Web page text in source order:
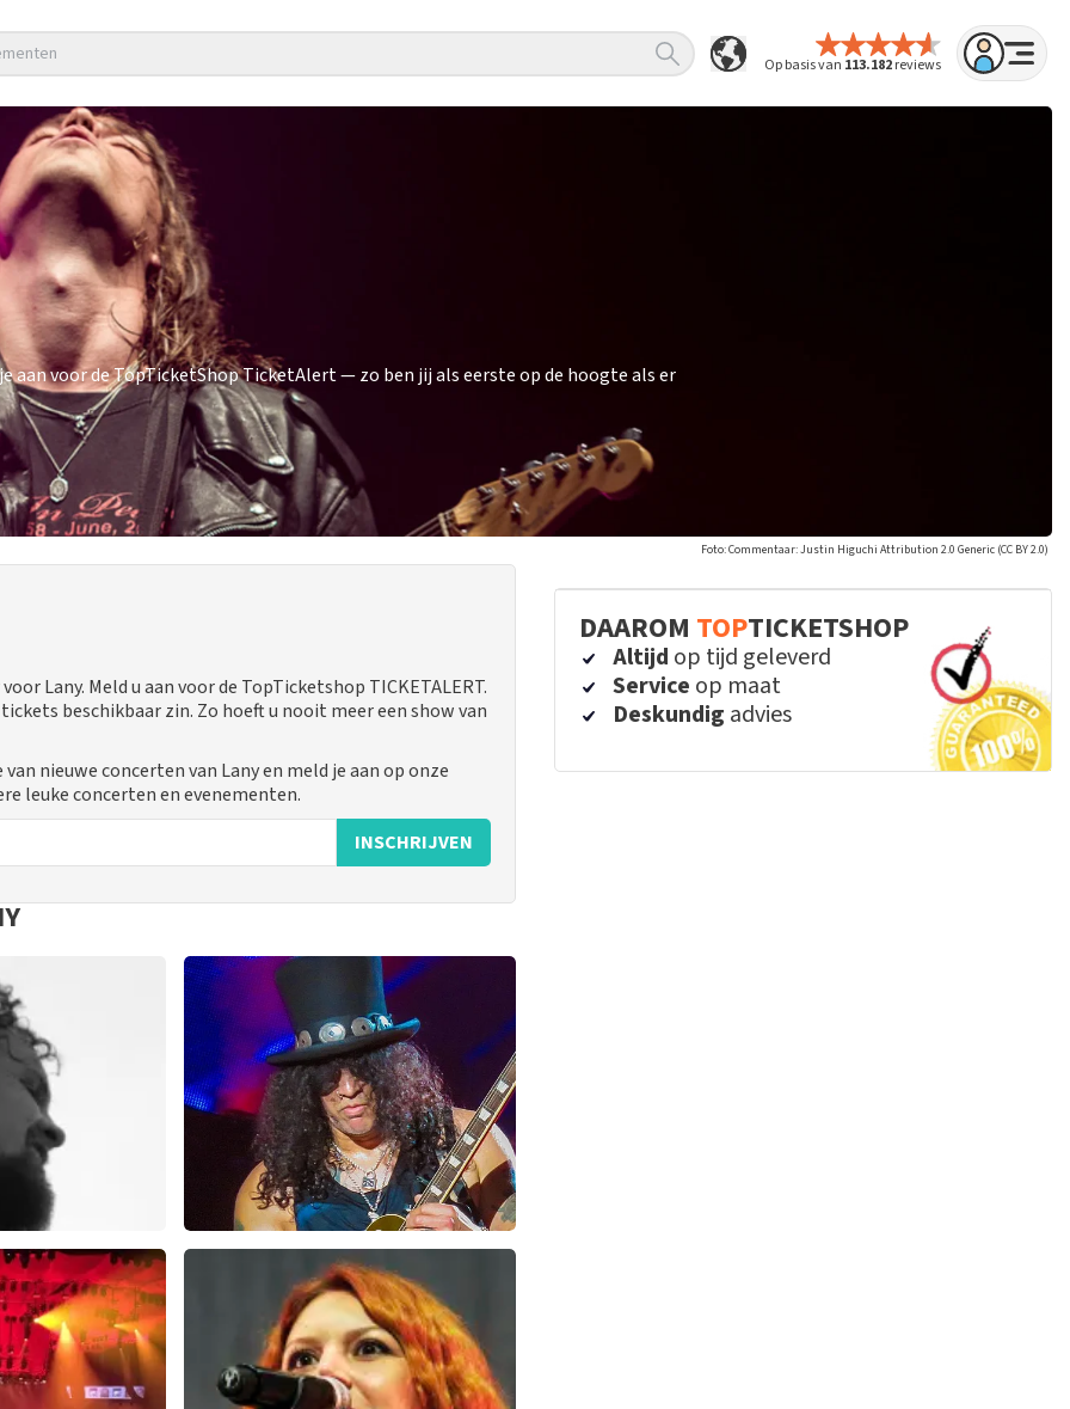
Op basis van 113.182reviews
aan voor de TopTicketShop TicketAlert — zo ben jij als eerste op de hoogte als er
Foto: Commentaar: Justin Higuchi Attribution 2.0 Generic (CC BY 2.0)
Lany. Meld u aan voor de TopTicketshop TICKETALERT.
beschikbaar zin. Zo hoeft u nooit meer een show van
nieuwe concerten van Lany en meld je aan op onze
leuke concerten en evenementen.
INSCHRIJVEN
reviews
Guns N Roses
498+reviews
BEKIJKEN
DAAROM TOPTICKETSHOP
Altijd op tijd geleverd
Service op maat
Deskundig advies